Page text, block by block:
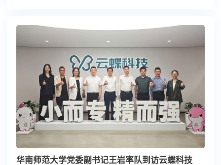
会副会长，副总裁赵清出任理事。
华南师范大学党委副书记王岩率队到访云蝶科技